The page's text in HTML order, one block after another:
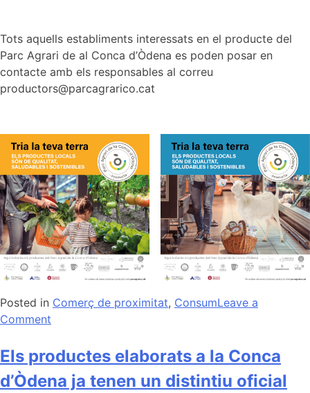
Tots aquells establiments interessats en el producte del
Parc Agrari de al Conca d’Òdena es poden posar en
contacte amb els responsables al correu
productors@parcagrarico.cat
Posted in Comerç de proximitat, ConsumLeave a
Comment
Parc
Agrari
de
Els productes elaborats a la Conca
d’Òdena ja tenen un distintiu oficial